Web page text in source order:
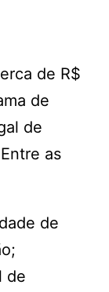
de R$
de
de
as
de
de